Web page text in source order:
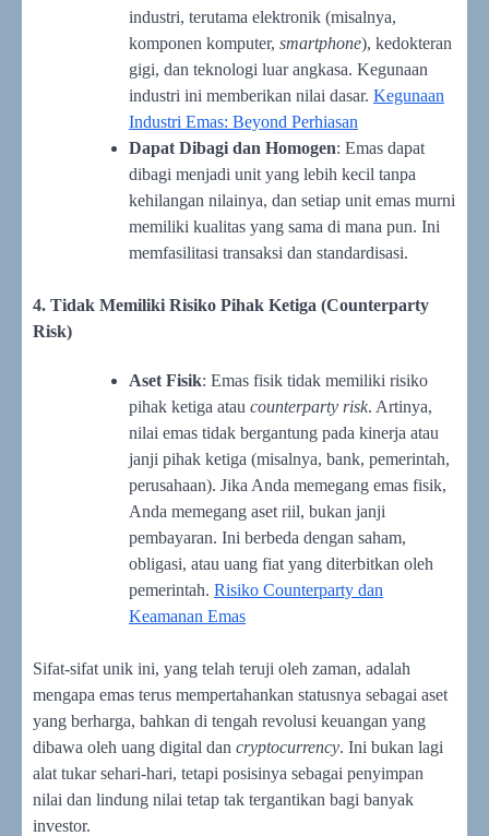
industri, terutama elektronik (misalnya,
komponen komputer, smartphone), kedokteran
gigi, dan teknologi luar angkasa. Kegunaan
industri ini memberikan nilai dasar. Kegunaan
Industri Emas: Beyond Perhiasan
Dapat Dibagi dan Homogen: Emas dapat
dibagi menjadi unit yang lebih kecil tanpa
kehilangan nilainya, dan setiap unit emas murni
memiliki kualitas yang sama di mana pun. Ini
memfasilitasi transaksi dan standardisasi.
4. Tidak Memiliki Risiko Pihak Ketiga (Counterparty
Risk)
Aset Fisik: Emas fisik tidak memiliki risiko
pihak ketiga atau counterparty risk. Artinya,
nilai emas tidak bergantung pada kinerja atau
janji pihak ketiga (misalnya, bank, pemerintah,
perusahaan). Jika Anda memegang emas fisik,
Anda memegang aset riil, bukan janji
pembayaran. Ini berbeda dengan saham,
obligasi, atau uang fiat yang diterbitkan oleh
pemerintah. Risiko Counterparty dan
Keamanan Emas
Sifat-sifat unik ini, yang telah teruji oleh zaman, adalah
mengapa emas terus mempertahankan statusnya sebagai aset
yang berharga, bahkan di tengah revolusi keuangan yang
dibawa oleh uang digital dan cryptocurrency. Ini bukan lagi
alat tukar sehari-hari, tetapi posisinya sebagai penyimpan
nilai dan lindung nilai tetap tak tergantikan bagi banyak
investor.